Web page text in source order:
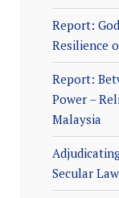
Report:
Resilience
Report:
Power –
Malaysia
Secular